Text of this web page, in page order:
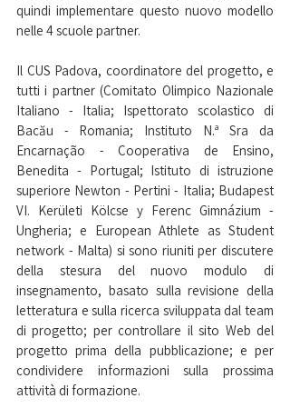
quindi implementare questo nuovo modello
nelle 4 scuole partner.
Il CUS Padova, coordinatore del progetto, e
tutti i partner (Comitato Olimpico Nazionale
Italiano - Italia; Ispettorato scolastico di
Bacău - Romania; Instituto N.ª Sra da
Encarnação - Cooperativa de Ensino,
Benedita - Portugal; Istituto di istruzione
superiore Newton - Pertini - Italia; Budapest
VI. Kerületi Kölcse y Ferenc Gimnázium -
Ungheria; e European Athlete as Student
network - Malta) si sono riuniti per discutere
della stesura del nuovo modulo di
insegnamento, basato sulla revisione della
letteratura e sulla ricerca sviluppata dal team
di progetto; per controllare il sito Web del
progetto prima della pubblicazione; e per
condividere informazioni sulla prossima
attività di formazione.